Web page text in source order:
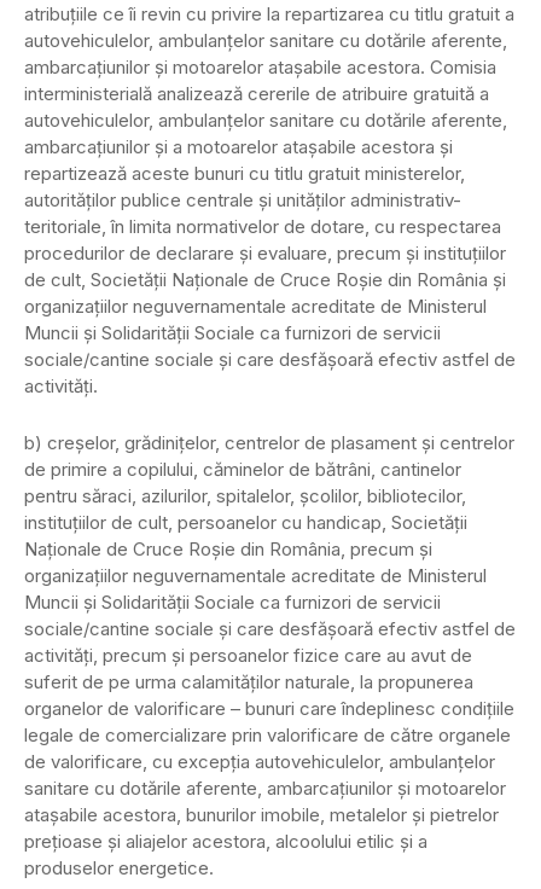
atribuţiile ce îi revin cu privire la repartizarea cu titlu gratuit a
autovehiculelor, ambulanţelor sanitare cu dotările aferente,
ambarcaţiunilor şi motoarelor ataşabile acestora. Comisia
interministerială analizează cererile de atribuire gratuită a
autovehiculelor, ambulanţelor sanitare cu dotările aferente,
ambarcaţiunilor şi a motoarelor ataşabile acestora şi
repartizează aceste bunuri cu titlu gratuit ministerelor,
autorităţilor publice centrale şi unităţilor administrativ-
teritoriale, în limita normativelor de dotare, cu respectarea
procedurilor de declarare şi evaluare, precum şi instituţiilor
de cult, Societăţii Naţionale de Cruce Roşie din România şi
organizaţiilor neguvernamentale acreditate de Ministerul
Muncii şi Solidarităţii Sociale ca furnizori de servicii
sociale/cantine sociale şi care desfăşoară efectiv astfel de
activităţi.
b) creşelor, grădiniţelor, centrelor de plasament şi centrelor
de primire a copilului, căminelor de bătrâni, cantinelor
pentru săraci, azilurilor, spitalelor, şcolilor, bibliotecilor,
instituţiilor de cult, persoanelor cu handicap, Societăţii
Naţionale de Cruce Roşie din România, precum şi
organizaţiilor neguvernamentale acreditate de Ministerul
Muncii şi Solidarităţii Sociale ca furnizori de servicii
sociale/cantine sociale şi care desfăşoară efectiv astfel de
activităţi, precum şi persoanelor fizice care au avut de
suferit de pe urma calamităţilor naturale, la propunerea
organelor de valorificare – bunuri care îndeplinesc condiţiile
legale de comercializare prin valorificare de către organele
de valorificare, cu excepţia autovehiculelor, ambulanţelor
sanitare cu dotările aferente, ambarcaţiunilor şi motoarelor
ataşabile acestora, bunurilor imobile, metalelor şi pietrelor
preţioase şi aliajelor acestora, alcoolului etilic şi a
produselor energetice.